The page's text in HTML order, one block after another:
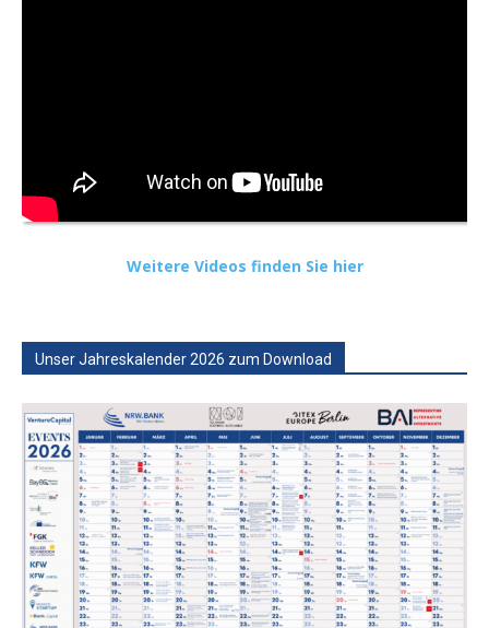
Weitere Videos finden Sie hier
Unser Jahreskalender 2026 zum Download